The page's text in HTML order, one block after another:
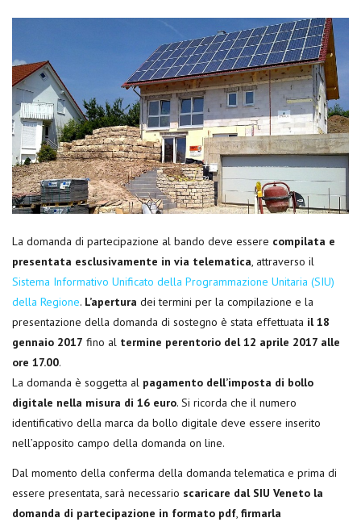
La domanda di partecipazione al bando deve essere compilata e
presentata esclusivamente in via telematica, attraverso il
Sistema Informativo Unificato della Programmazione Unitaria (SIU)
della Regione. L’apertura dei termini per la compilazione e la
presentazione della domanda di sostegno è stata effettuata il 18
gennaio 2017 fino al termine perentorio del 12 aprile 2017 alle
ore 17.00.
La domanda è soggetta al pagamento dell’imposta di bollo
digitale nella misura di 16 euro. Si ricorda che il numero
identificativo della marca da bollo digitale deve essere inserito
nell’apposito campo della domanda on line.
Dal momento della conferma della domanda telematica e prima di
essere presentata, sarà necessario scaricare dal SIU Veneto la
domanda di partecipazione in formato pdf, firmarla